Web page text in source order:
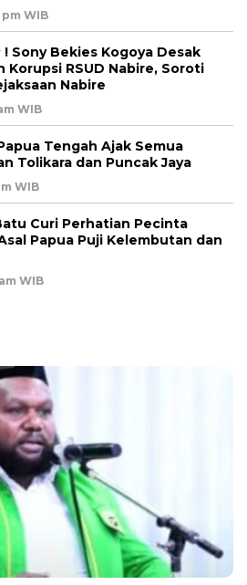
WIB
! Sony Bekies Kogoya Desak
Korupsi RSUD Nabire, Soroti
Nabire
WIB
Tengah Ajak Semua
Tolikara dan Puncak Jaya
WIB
Curi Perhatian Pecinta
Papua Puji Kelembutan dan
WIB